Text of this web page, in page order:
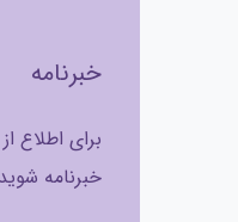
خبرنامه
برای اطلاع
خبرنامه شوید